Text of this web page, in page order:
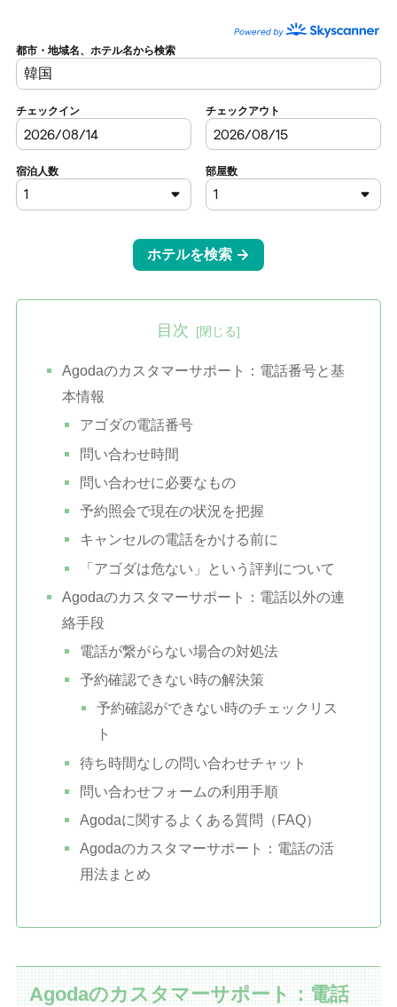
目次
Agodaのカスタマーサポート：電話番号と基
本情報
アゴダの電話番号
問い合わせ時間
問い合わせに必要なもの
予約照会で現在の状況を把握
キャンセルの電話をかける前に
「アゴダは危ない」という評判について
Agodaのカスタマーサポート：電話以外の連
絡手段
電話が繋がらない場合の対処法
予約確認できない時の解決策
予約確認ができない時のチェックリス
ト
待ち時間なしの問い合わせチャット
問い合わせフォームの利用手順
Agodaに関するよくある質問（FAQ）
Agodaのカスタマーサポート：電話の活
用法まとめ
Agodaのカスタマーサポート：電話